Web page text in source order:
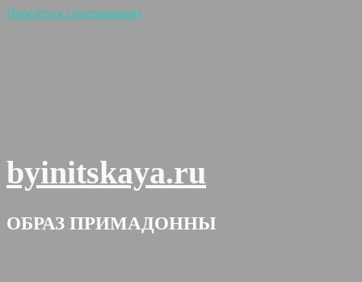
Перейти к содержимому
byinitskaya.ru
ОБРАЗ ПРИМАДОННЫ